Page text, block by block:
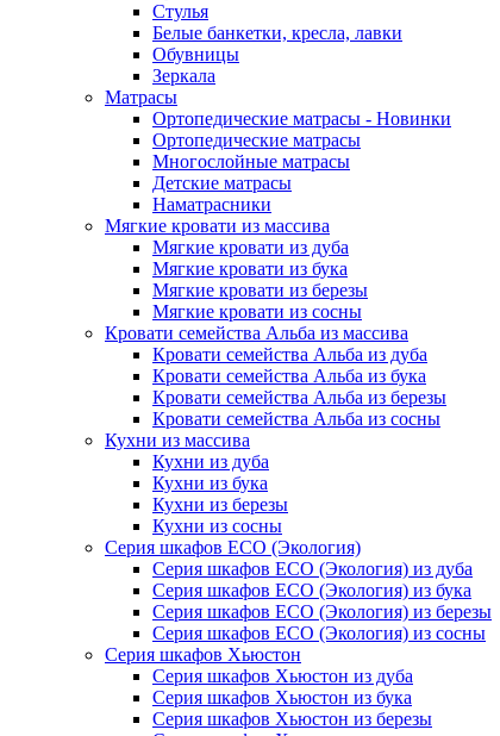
Стулья
Белые банкетки, кресла, лавки
Обувницы
Зеркала
Матрасы
Ортопедические матрасы - Новинки
Ортопедические матрасы
Многослойные матрасы
Детские матрасы
Наматрасники
Мягкие кровати из массива
Мягкие кровати из дуба
Мягкие кровати из бука
Мягкие кровати из березы
Мягкие кровати из сосны
Кровати семейства Альба из массива
Кровати семейства Альба из дуба
Кровати семейства Альба из бука
Кровати семейства Альба из березы
Кровати семейства Альба из сосны
Кухни из массива
Кухни из дуба
Кухни из бука
Кухни из березы
Кухни из сосны
Серия шкафов ECO (Экология)
Серия шкафов ECO (Экология) из дуба
Серия шкафов ECO (Экология) из бука
Серия шкафов ECO (Экология) из березы
Серия шкафов ECO (Экология) из сосны
Серия шкафов Хьюстон
Серия шкафов Хьюстон из дуба
Серия шкафов Хьюстон из бука
Серия шкафов Хьюстон из березы